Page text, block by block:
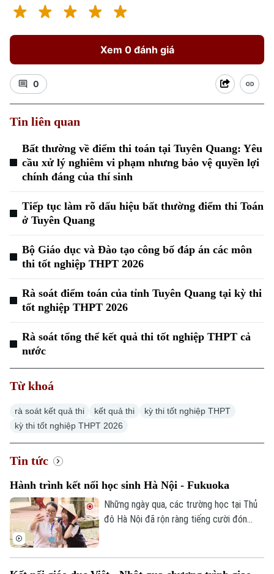
Xu hướng
Xem 0 đánh giá
0
Tin liên quan
Bất thường về điểm thi toán tại Tuyên Quang: Yêu
cầu xử lý nghiêm vi phạm nhưng bảo vệ quyền lợi
chính đáng của thí sinh
Tiếp tục làm rõ dấu hiệu bất thường điểm thi Toán
ở Tuyên Quang
Bộ Giáo dục và Đào tạo công bố đáp án các môn
thi tốt nghiệp THPT 2026
Rà soát điểm toán của tỉnh Tuyên Quang tại kỳ thi
tốt nghiệp THPT 2026
Rà soát tổng thể kết quả thi tốt nghiệp THPT cả
nước
Từ khoá
rà soát kết quả thi kết quả thi
kỳ thi tốt nghiệp THPT
kỳ thi tốt nghiệp THPT 2026
Tin tức
Hành trình kết nối học sinh Hà Nội - Fukuoka
Những ngày qua, các trường học tại Thủ
đô Hà Nội đã rộn ràng tiếng cười đón